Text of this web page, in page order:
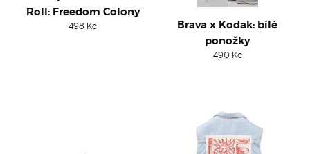
Roll: Freedom Colony
498 Kč
Brava x Kodak: bílé
ponožky
490 Kč